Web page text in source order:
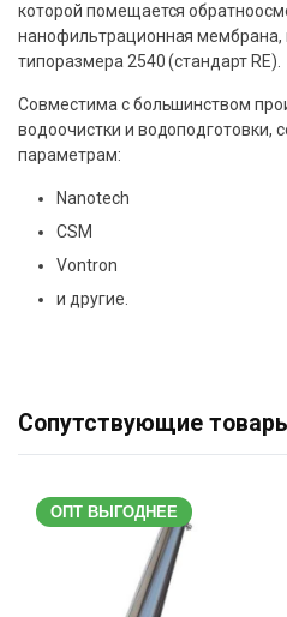
которой помещается
нанофильтрационная
типоразмера 2540 (стандарт RE).
Совместима с большинством
водоочистки и водоподготовки,
параметрам:
Nanotech
CSM
Vontron
и другие.
Сопутствующие
ОПТ ВЫГОДНЕЕ